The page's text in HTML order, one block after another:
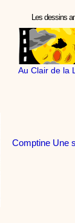
Les dessins
Au Clair de la
Comptine Une